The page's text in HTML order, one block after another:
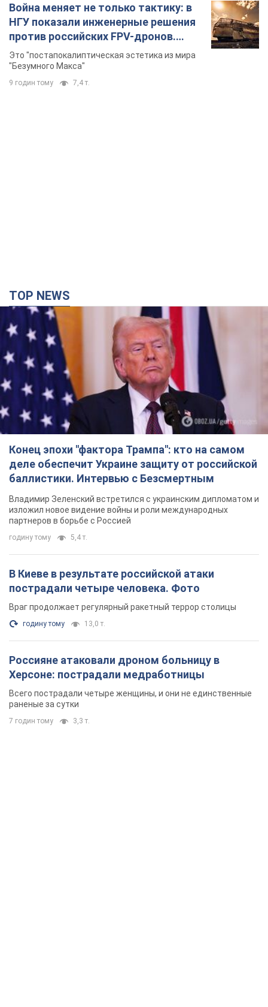
Война меняет не только тактику: в
НГУ показали инженерные решения
против российских FPV-дронов.
Фото
Это "постапокалиптическая эстетика из мира
"Безумного Макса"
9 годин тому 7,4 т.
TOP NEWS
Конец эпохи "фактора Трампа": кто на самом
деле обеспечит Украине защиту от российской
баллистики. Интервью с Безсмертным
Владимир Зеленский встретился с украинским дипломатом и
изложил новое видение войны и роли международных
партнеров в борьбе с Россией
годину тому 5,4 т.
В Киеве в результате российской атаки
пострадали четыре человека. Фото
Враг продолжает регулярный ракетный террор столицы
годину тому 13,0 т.
Россияне атаковали дроном больницу в
Херсоне: пострадали медработницы
Всего пострадали четыре женщины, и они не единственные
раненые за сутки
7 годин тому 3,3 т.